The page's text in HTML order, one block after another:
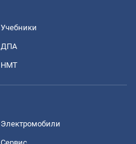
Учебники
ДПА
НМТ
Электромобили